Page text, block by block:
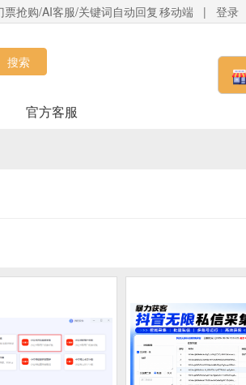
抢购/AI客服/关键词自动回复 移动端 | 登录
搜索
官方客服